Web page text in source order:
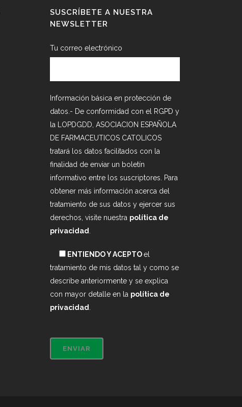
SUSCRÍBETE A NUESTRA
NEWSLETTER
Tu correo electrónico
Información básica en protección de
datos.- De conformidad con el RGPD y
la LOPDGDD, ASOCIACION ESPAÑOLA
DE FARMACEUTICOS CATOLICOS
tratará los datos facilitados con la
finalidad de enviar un boletín
informativo entre los suscriptores. Para
obtener más información acerca del
tratamiento de sus datos y ejercer sus
derechos, visite nuestra política de
privacidad.
ENTIENDO Y ACEPTOel
tratamiento de mis datos tal y como se
describe anteriormente y se explica
con mayor detalle en la política de
privacidad.